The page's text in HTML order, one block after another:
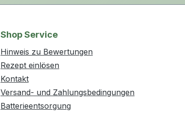
Shop Service
Hinweis zu Bewertungen
Rezept einlösen
Kontakt
Versand- und Zahlungsbedingungen
Batterieentsorgung